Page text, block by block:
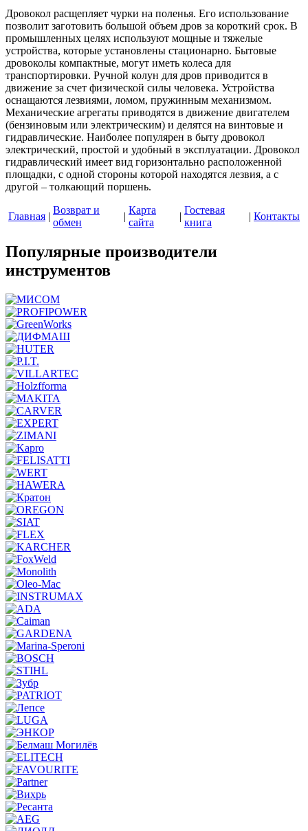
Дровокол расщепляет чурки на поленья. Его использование
позволит заготовить большой объем дров за короткий срок. В
промышленных целях используют мощные и тяжелые
устройства, которые установлены стационарно. Бытовые
дровоколы компактные, могут иметь колеса для
транспортировки. Ручной колун для дров приводится в
движение за счет физической силы человека. Устройства
оснащаются лезвиями, ломом, пружинным механизмом.
Механические агрегаты приводятся в движение двигателем
(бензиновым или электрическим) и делятся на винтовые и
гидравлические. Наиболее популярен в быту дровокол
электрический, простой и удобный в эксплуатации. Дровокол
гидравлический имеет вид горизонтально расположенной
площадки, с одной стороны которой находятся лезвия, а с
другой – толкающий поршень.
Главная |
Возврат и
обмен
|
Карта
сайта
|
Гостевая
книга
| Контакты
Популярные производители
инструментов